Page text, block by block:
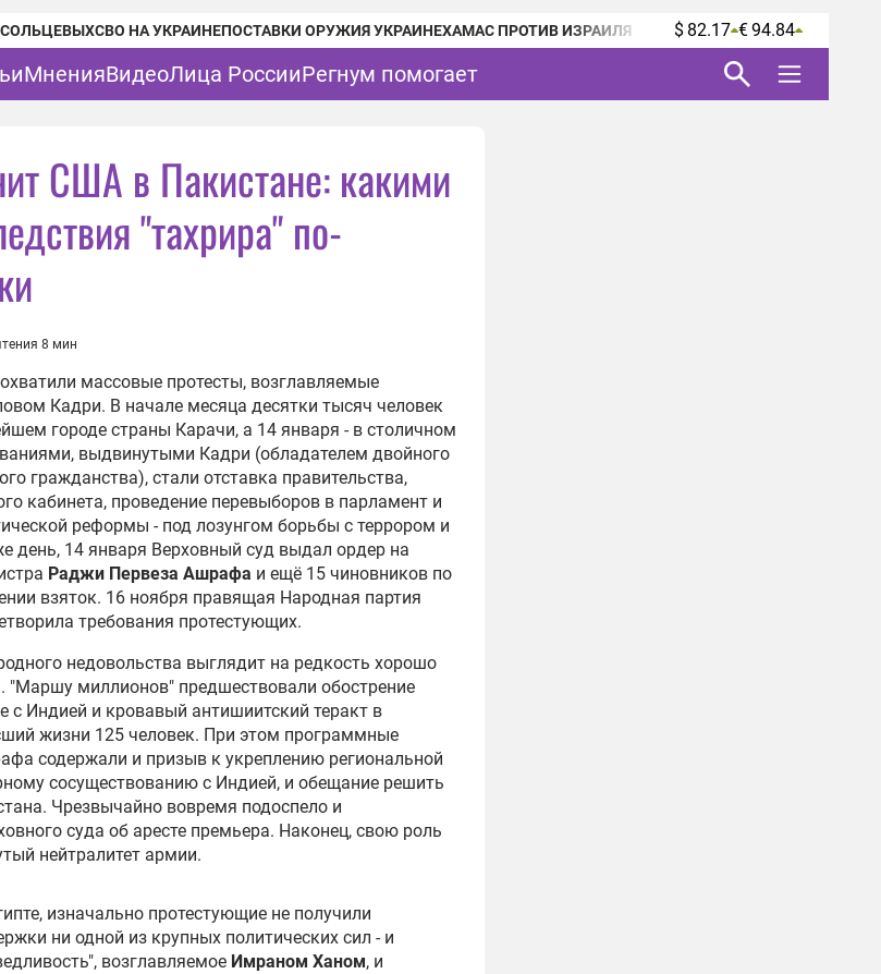
СВО НА УКРАИНЕПОСТАВКИ ОРУЖИЯ УКРАИНЕХАМАС ПРОТИВ ИЗРАИЛЯ $ 82.17 € 94.84
МненияВидеоЛица РоссииРегнум помогает
США в Пакистане: какими
"тахрира" по-
8 мин
массовые протесты, возглавляемые
Кадри. В начале месяца десятки тысяч человек
городе страны Карачи, а 14 января - в столичном
выдвинутыми Кадри (обладателем двойного
гражданства), стали отставка правительства,
кабинета, проведение перевыборов в парламент и
реформы - под лозунгом борьбы с террором и
день, 14 января Верховный суд выдал ордер на
Раджи Первеза Ашрафа и ещё 15 чиновников по
взяток. 16 ноября правящая Народная партия
требования протестующих.
недовольства выглядит на редкость хорошо
"Маршу миллионов" предшествовали обострение
с Индией и кровавый антишиитский теракт в
жизни 125 человек. При этом программные
содержали и призыв к укреплению региональной
сосуществованию с Индией, и обещание решить
Чрезвычайно вовремя подоспело и
суда об аресте премьера. Наконец, свою роль
нейтралитет армии.
изначально протестующие не получили
ни одной из крупных политических сил - и
возглавляемое Имраном Ханом, и